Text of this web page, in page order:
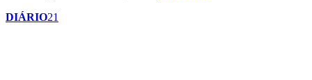
DIÁRIO21